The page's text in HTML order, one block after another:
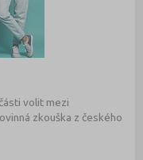
volit mezi
zkouška z českého